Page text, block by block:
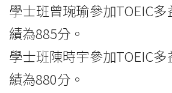
學士班曾琬瑜參加TOEIC
績為885分。
學士班陳時宇參加TOEIC
績為880分。